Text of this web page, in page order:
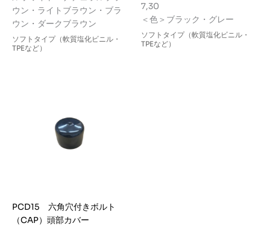
ウン・ライトブラウン・ブラ
ウン・ダークブラウン
ソフトタイプ（軟質塩化ビニル・
TPEなど）
7,30
＜色＞ブラック・グレー
ソフトタイプ（軟質塩化ビニル・
TPEなど）
PCD15 六角穴付きボルト
（CAP）頭部カバー